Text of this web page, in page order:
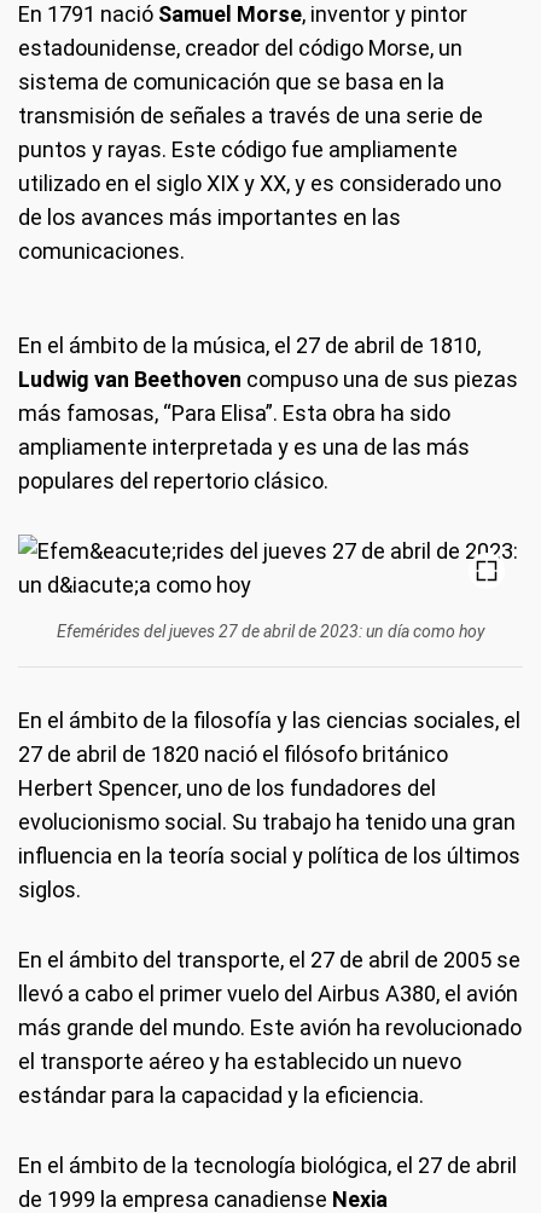
En 1791 nació Samuel Morse, inventor y pintor
estadounidense, creador del código Morse, un
sistema de comunicación que se basa en la
transmisión de señales a través de una serie de
puntos y rayas. Este código fue ampliamente
utilizado en el siglo XIX y XX, y es considerado uno
de los avances más importantes en las
comunicaciones.
En el ámbito de la música, el 27 de abril de 1810,
Ludwig van Beethoven compuso una de sus piezas
más famosas, “Para Elisa”. Esta obra ha sido
ampliamente interpretada y es una de las más
populares del repertorio clásico.
Efemérides del jueves 27 de abril de 2023: un día como hoy
En el ámbito de la filosofía y las ciencias sociales, el
27 de abril de 1820 nació el filósofo británico
Herbert Spencer, uno de los fundadores del
evolucionismo social. Su trabajo ha tenido una gran
influencia en la teoría social y política de los últimos
siglos.
En el ámbito del transporte, el 27 de abril de 2005 se
llevó a cabo el primer vuelo del Airbus A380, el avión
más grande del mundo. Este avión ha revolucionado
el transporte aéreo y ha establecido un nuevo
estándar para la capacidad y la eficiencia.
En el ámbito de la tecnología biológica, el 27 de abril
de 1999 la empresa canadiense Nexia